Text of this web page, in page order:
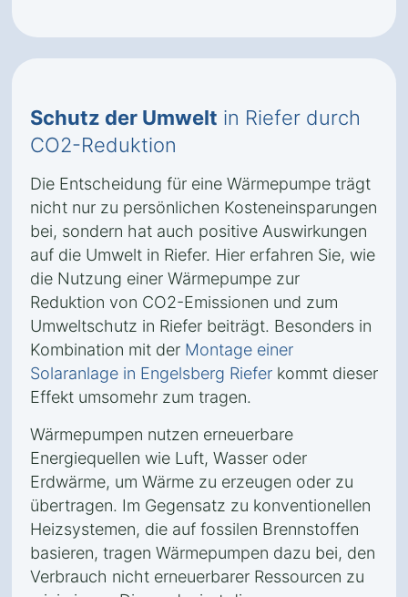
Schutz der Umwelt in Riefer durch
CO2-Reduktion
Die Entscheidung für eine Wärmepumpe trägt
nicht nur zu persönlichen Kosteneinsparungen
bei, sondern hat auch positive Auswirkungen
auf die Umwelt in Riefer. Hier erfahren Sie, wie
die Nutzung einer Wärmepumpe zur
Reduktion von CO2-Emissionen und zum
Umweltschutz in Riefer beiträgt. Besonders in
Kombination mit der Montage einer
Solaranlage in Engelsberg Riefer kommt dieser
Effekt umsomehr zum tragen.
Wärmepumpen nutzen erneuerbare
Energiequellen wie Luft, Wasser oder
Erdwärme, um Wärme zu erzeugen oder zu
übertragen. Im Gegensatz zu konventionellen
Heizsystemen, die auf fossilen Brennstoffen
basieren, tragen Wärmepumpen dazu bei, den
Verbrauch nicht erneuerbarer Ressourcen zu